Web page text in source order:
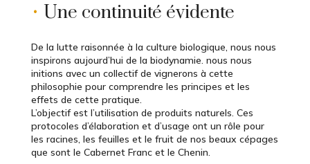
• Une continuité évidente
De la lutte raisonnée à la culture biologique, nous nous
inspirons aujourd’hui de la biodynamie. nous nous
initions avec un collectif de vignerons à cette
philosophie pour comprendre les principes et les
effets de cette pratique.
L’objectif est l’utilisation de produits naturels. Ces
protocoles d’élaboration et d’usage ont un rôle pour
les racines, les feuilles et le fruit de nos beaux cépages
que sont le Cabernet Franc et le Chenin.